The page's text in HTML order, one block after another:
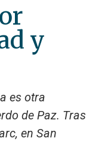
y
es otra
de Paz. Tras
en San